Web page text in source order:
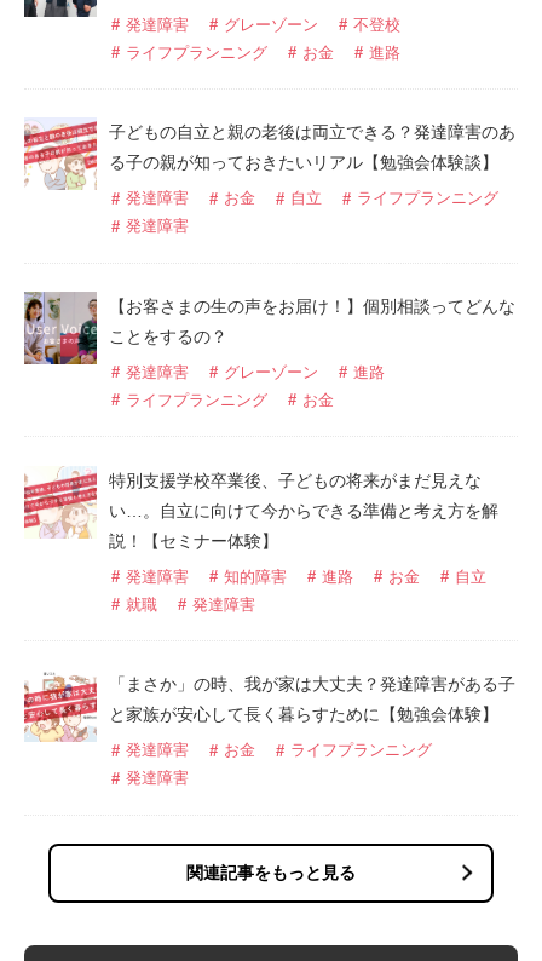
発達障害 グレーゾーン
不登校
ライフプランニング
お金 進路
子どもの自立と親の老後は両立できる？発達障害のあ
る子の親が知っておきたいリアル【勉強会体験談】
発達障害 お金 自立
ライフプランニング
発達障害
【お客さまの生の声をお届け！】個別相談ってどんな
ことをするの？
発達障害 グレーゾーン
進路
ライフプランニング
お金
特別支援学校卒業後、子どもの将来がまだ見えな
い…。自立に向けて今からできる準備と考え方を解
説！【セミナー体験】
発達障害 知的障害 進路 お金
自立
就職
発達障害
「まさか」の時、我が家は大丈夫？発達障害がある子
と家族が安心して長く暮らすために【勉強会体験】
発達障害 お金
ライフプランニング
発達障害
関連記事をもっと見る